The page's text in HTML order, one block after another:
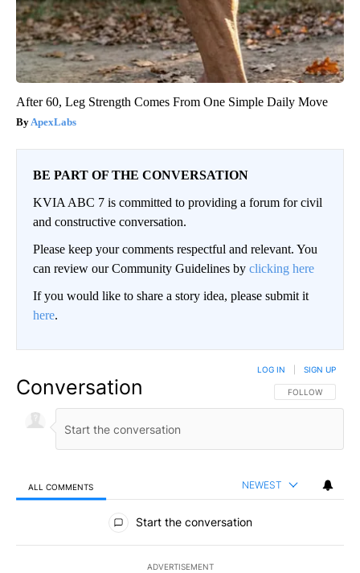
After 60, Leg Strength Comes From One Simple Daily Move
ApexLabs
BE PART OF THE CONVERSATION
KVIA ABC 7 is committed to providing a forum for civil
and constructive conversation.
Please keep your comments respectful and relevant. You
can review our Community Guidelines by clicking here
If you would like to share a story idea, please submit it
here.
Conversation FOLLOW THIS
FOLLOW
LOG IN SIGN UP
ALL COMMENTS NEWEST
All Comments
Start the conversation
ADVERTISEMENT